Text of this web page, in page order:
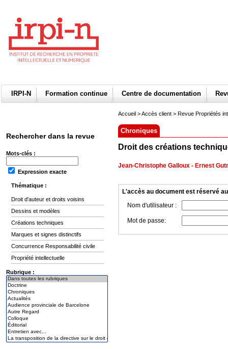
IRPI-N Formation continue Centre de documentation
Rechercher dans la revue
Mots-clés :
Expression exacte
Thématique :
Droit d'auteur et droits voisins
Dessins et modèles
Créations techniques
Marques et signes distinctifs
Concurrence Responsabilité civile
Propriété intellectuelle
Rubrique :
Accueil >Accès client > Revue Propriétés
Chroniques
Droit des créations
Jean-Christophe Galloux - Ernest
L'accès au document est réservé
Nom d'utilisateur :
Mot de passe: